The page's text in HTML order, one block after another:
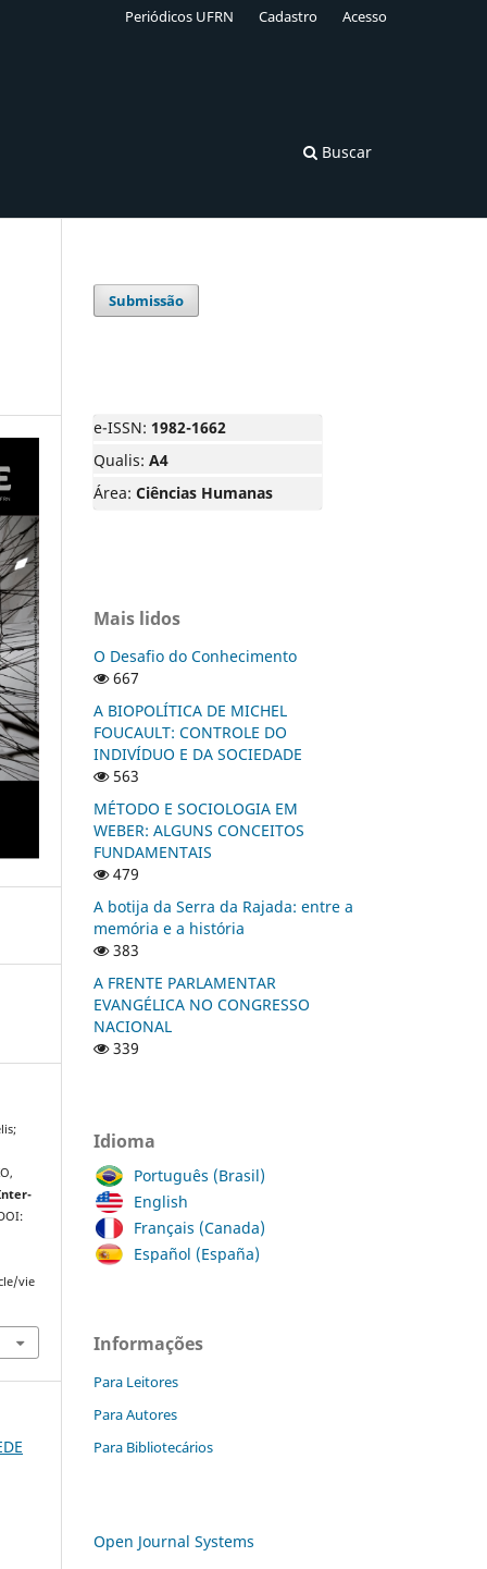
Buscar
Periódicos UFRN Cadastro Acesso
vie
Submissão
e-ISSN: 1982-1662
Qualis: A4
Área: Ciências Humanas
Mais lidos
O Desafio do Conhecimento
667
A BIOPOLÍTICA DE MICHEL
FOUCAULT: CONTROLE DO
INDIVÍDUO E DA SOCIEDADE
563
MÉTODO E SOCIOLOGIA EM
WEBER: ALGUNS CONCEITOS
FUNDAMENTAIS
479
A botija da Serra da Rajada: entre a
memória e a história
383
A FRENTE PARLAMENTAR
EVANGÉLICA NO CONGRESSO
NACIONAL
339
Idioma
Português (Brasil)
English
Français (Canada)
Español (España)
Informações
Para Leitores
Para Autores
Para Bibliotecários
Open Journal Systems